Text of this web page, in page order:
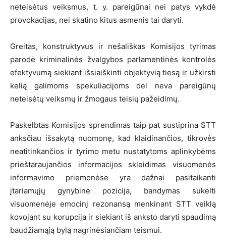
neteisėtus veiksmus, t. y. pareigūnai nei patys vykdė
provokacijas, nei skatino kitus asmenis tai daryti.
Greitas, konstruktyvus ir nešališkas Komisijos tyrimas
parodė kriminalinės žvalgybos parlamentinės kontrolės
efektyvumą siekiant išsiaiškinti objektyvią tiesą ir užkirsti
kelią galimoms spekuliacijoms dėl neva pareigūnų
neteisėtų veiksmų ir žmogaus teisių pažeidimų.
Paskelbtas Komisijos sprendimas taip pat sustiprina STT
anksčiau išsakytą nuomonę, kad klaidinančios, tikrovės
neatitinkančios ir tyrimo metu nustatytoms aplinkybėms
prieštaraujančios informacijos skleidimas visuomenės
informavimo priemonėse yra dažnai pasitaikanti
įtariamųjų gynybinė pozicija, bandymas sukelti
visuomenėje emocinį rezonansą menkinant STT veiklą
kovojant su korupcija ir siekiant iš anksto daryti spaudimą
baudžiamąją bylą nagrinėsiančiam teismui.